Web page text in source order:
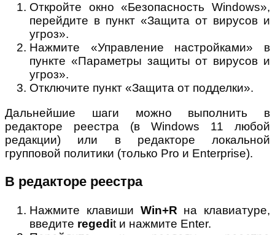
Откройте окно «Безопасность Windows»,
перейдите в пункт «Защита от вирусов и
угроз».
Нажмите «Управление настройками» в
пункте «Параметры защиты от вирусов и
угроз».
Отключите пункт «Защита от подделки».
Дальнейшие шаги можно выполнить в
редакторе реестра (в Windows 11 любой
редакции) или в редакторе локальной
групповой политики (только Pro и Enterprise).
В редакторе реестра
Нажмите клавиши Win+R на клавиатуре,
введите regedit и нажмите Enter.